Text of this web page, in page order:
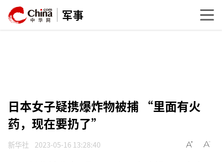
军事
日本女子疑携爆炸物被捕 “里面有火
药，现在要扔了”
新华社 2023-05-16 13:28:40